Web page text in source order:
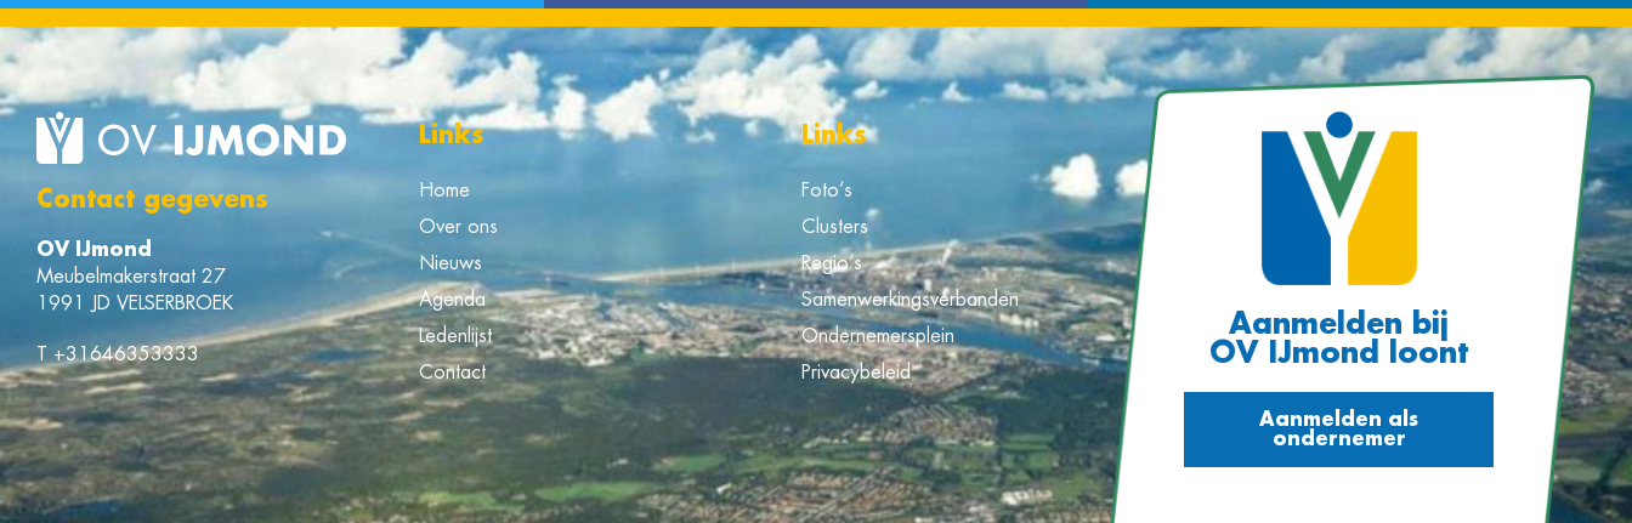
Contact gegevens
OV IJmond
Meubelmakerstraat 27
1991 JD VELSERBROEK
T +31646353333
Links
Home
Over ons
Nieuws
Agenda
Ledenlijst
Contact
Links
Foto’s
Clusters
Regio’s
Samenwerkingsverbanden
Ondernemersplein
Privacybeleid
Aanmelden bij
OV IJmond loont
Aanmelden als
ondernemer